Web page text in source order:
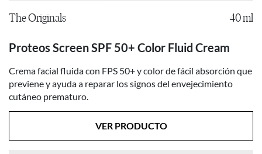
The Originals 40 ml
Proteos Screen SPF 50+ Color Fluid Cream
Crema facial fluida con FPS 50+ y color de fácil absorción que
previene y ayuda a reparar los signos del envejecimiento
cutáneo prematuro.
VER PRODUCTO